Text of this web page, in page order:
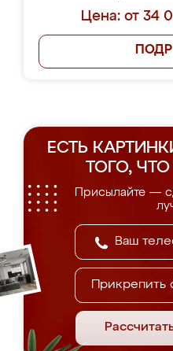
Цена: от 34
ЕСТЬ
ТОГО,
Присылайте —
Прикрепить